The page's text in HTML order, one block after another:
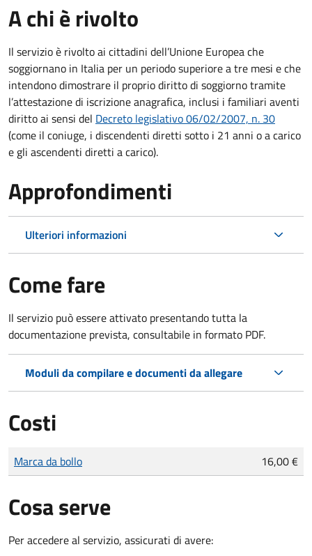
A chi è rivolto
Il servizio è rivolto ai cittadini dell’Unione Europea che
soggiornano in Italia per un periodo superiore a tre mesi e che
intendono dimostrare il proprio diritto di soggiorno tramite
l’attestazione di iscrizione anagrafica, inclusi i familiari aventi
diritto ai sensi del Decreto legislativo 06/02/2007, n. 30
(come il coniuge, i discendenti diretti sotto i 21 anni o a carico
e gli ascendenti diretti a carico).
Approfondimenti
Ulteriori informazioni
Come fare
Il servizio può essere attivato presentando tutta la
documentazione prevista, consultabile in formato PDF.
Moduli da compilare e documenti da allegare
Costi
Tipo di pagamento
Importo
Marca da bollo 16,00 €
Cosa serve
Per accedere al servizio, assicurati di avere: